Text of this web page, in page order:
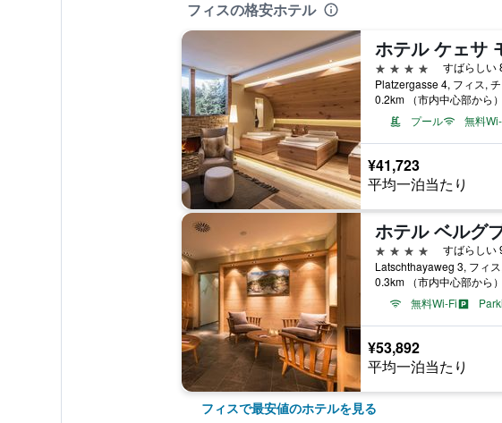
フィスの格安ホテル
ホテル ケェサ
4つ星
すばらしい
Platzergasse 4, フィス,
0.2km （市内中心部から）
プール
無料
¥41,723
平均一泊当たり
ホテル ベルグ
4つ星
すばらしい
0.3km （市内中心部から）
無料Wi-Fi
¥53,892
平均一泊当たり
フィスで最安値のホテルを見る